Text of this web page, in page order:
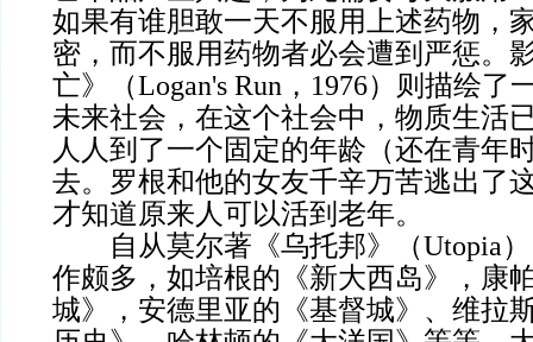
如果有谁胆敢一天不服用上述药物，
密，而不服用药物者必会遭到严惩。
亡》（Logan's Run，1976）则描绘了
未来社会，在这个社会中，物质生活
人人到了一个固定的年龄（还在青年
去。罗根和他的女友千辛万苦逃出了
才知道原来人可以活到老年。
自从莫尔著《乌托邦》（Utopia）
作颇多，如培根的《新大西岛》，康
城》，安德里亚的《基督城》、维拉